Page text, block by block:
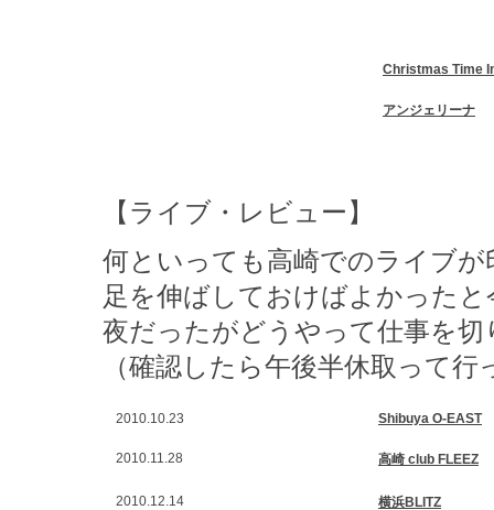
Christmas Time
アンジェリーナ
【ライブ・レビュー】
何といっても高崎でのライブ
足を伸ばしておけばよかった
夜だったがどうやって仕事を
（確認したら午後半休取って
2010.10.23 Shibuya O-EAST
2010.11.28 高崎 club FLEEZ
2010.12.14 横浜BLITZ